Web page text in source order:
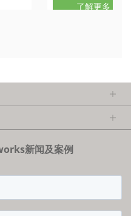
了解更多
新闻及案例